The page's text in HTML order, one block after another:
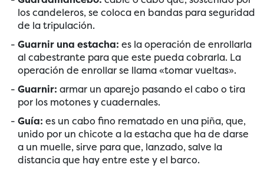
los candeleros, se coloca en bandas para seguridad
de la tripulación.
Guarnir una estacha: es la operación de enrollarla
al cabestrante para que este pueda cobrarla. La
operación de enrollar se llama «tomar vueltas».
Guarnir: armar un aparejo pasando el cabo o tira
por los motones y cuadernales.
Guía: es un cabo fino rematado en una piña, que,
unido por un chicote a la estacha que ha de darse
a un muelle, sirve para que, lanzado, salve la
distancia que hay entre este y el barco.